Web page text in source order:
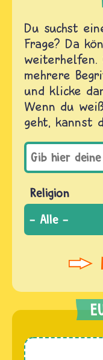
Du suchst
Frage? Da
weiterhelfen.
mehrere
und klicke
Wenn du
geht, kannst
Religion